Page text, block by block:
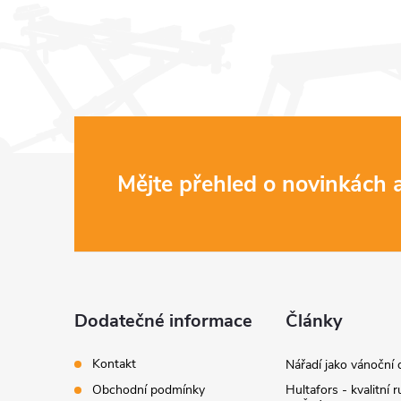
Mějte přehled o novinkách
Dodatečné informace
Kontakt
Obchodní podmínky
Články
Nářadí jako vánoční
Hultafors - kvalitní